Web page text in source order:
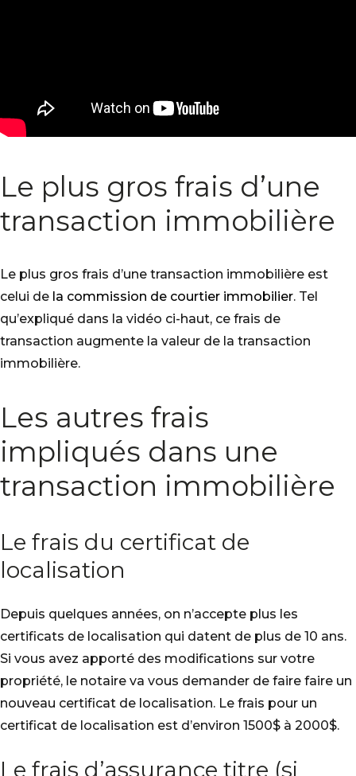
Le plus gros frais d’une
transaction immobilière
Le plus gros frais d’une transaction immobilière est
celui de la commission de courtier immobilier. Tel
qu’expliqué dans la vidéo ci-haut, ce frais de
transaction augmente la valeur de la transaction
immobilière.
Les autres frais
impliqués dans une
transaction immobilière
Le frais du certificat de
localisation
Depuis quelques années, on n’accepte plus les
certificats de localisation qui datent de plus de 10 ans.
Si vous avez apporté des modifications sur votre
propriété, le notaire va vous demander de faire faire un
nouveau certificat de localisation. Le frais pour un
certificat de localisation est d’environ 1500$ à 2000$.
Le frais d’assurance titre (si